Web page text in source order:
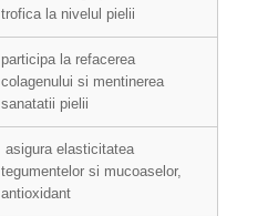
trofica la nivelul pielii
participa la refacerea
colagenului si mentinerea
sanatatii pielii
asigura elasticitatea
tegumentelor si mucoaselor,
antioxidant